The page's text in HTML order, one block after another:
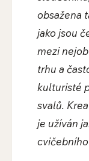
obsažena
jako jsou
mezi
trhu a
kulturisté
svalů.
je užíván